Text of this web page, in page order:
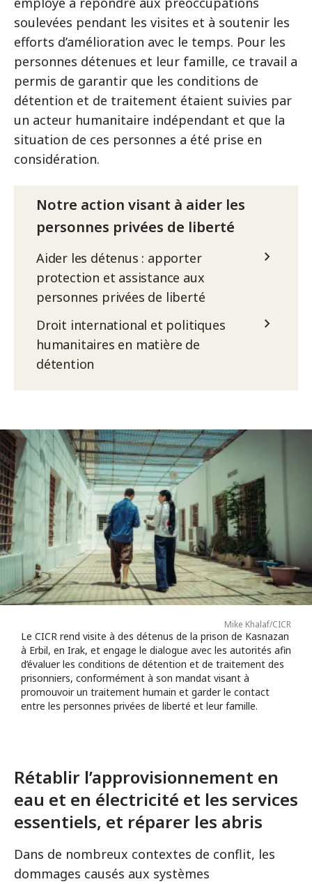
soulevées pendant les visites et à soutenir les
efforts d’amélioration avec le temps. Pour les
personnes détenues et leur famille, ce travail a
permis de garantir que les conditions de
détention et de traitement étaient suivies par
un acteur humanitaire indépendant et que la
situation de ces personnes a été prise en
considération.
Notre action visant à aider les
personnes privées de liberté
Aider les détenus : apporter
protection et assistance aux
personnes privées de liberté
Droit international et politiques
humanitaires en matière de
détention
Mike Khalaf/CICR
Le CICR rend visite à des détenus de la prison de Kasnazan
à Erbil, en Irak, et engage le dialogue avec les autorités afin
d’évaluer les conditions de détention et de traitement des
prisonniers, conformément à son mandat visant à
promouvoir un traitement humain et garder le contact
entre les personnes privées de liberté et leur famille.
Rétablir l’approvisionnement en
eau et en électricité et les services
essentiels, et réparer les abris
Dans de nombreux contextes de conflit, les
dommages causés aux systèmes